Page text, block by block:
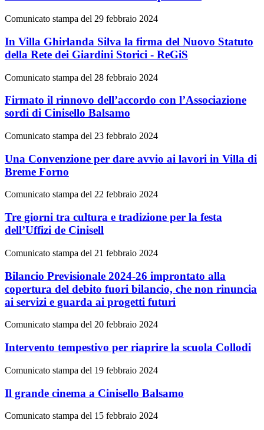
Comunicato stampa del 29 febbraio 2024
In Villa Ghirlanda Silva la firma del Nuovo Statuto
della Rete dei Giardini Storici - ReGiS
Comunicato stampa del 28 febbraio 2024
Firmato il rinnovo dell’accordo con l’Associazione
sordi di Cinisello Balsamo
Comunicato stampa del 23 febbraio 2024
Una Convenzione per dare avvio ai lavori in Villa di
Breme Forno
Comunicato stampa del 22 febbraio 2024
Tre giorni tra cultura e tradizione per la festa
dell’Uffizi de Cinisell
Comunicato stampa del 21 febbraio 2024
Bilancio Previsionale 2024-26 improntato alla
copertura del debito fuori bilancio, che non rinuncia
ai servizi e guarda ai progetti futuri
Comunicato stampa del 20 febbraio 2024
Intervento tempestivo per riaprire la scuola Collodi
Comunicato stampa del 19 febbraio 2024
Il grande cinema a Cinisello Balsamo
Comunicato stampa del 15 febbraio 2024